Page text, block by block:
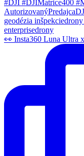
👀 Insta360 Luna Ultra